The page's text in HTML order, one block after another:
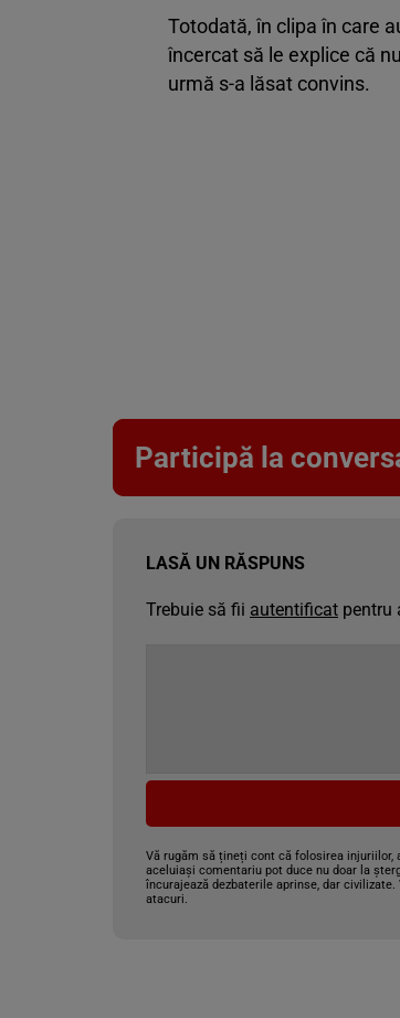
Totodată, în clipa în care
încercat să le explice că
urmă s-a lăsat convins.
Participă la
LASĂ UN RĂSPUNS
Trebuie să fii autentificat pentru
Vă rugăm să țineți cont că folosirea injuriilor,
aceluiași comentariu pot duce nu doar la
încurajează dezbaterile aprinse, dar
atacuri.